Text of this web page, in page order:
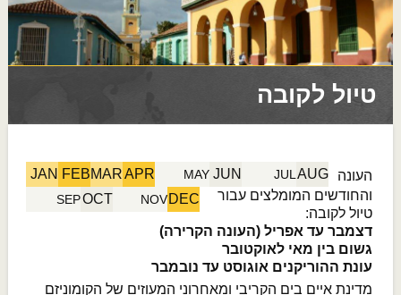
טיול לקובה
JAN FEBMARAPR MAY JUN JUL AUG
SEPOCT NOVDEC
העונה
והחודשים המומלצים עבור
טיול לקובה:
דצמבר עד אפריל (העונה הקרירה)
גשום בין מאי לאוקטובר
עונת ההוריקנים אוגוסט עד נובמבר
מדינת איים בים הקריבי ומאחרוני המעוזים של הקומוניזם